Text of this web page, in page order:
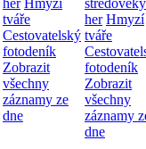
her Hmyzí
tváře
Cestovatelský
fotodeník
Zobrazit
všechny
záznamy ze
dne
her Hmyzí
tváře
fotodeník
Zobrazit
všechny
záznamy
dne